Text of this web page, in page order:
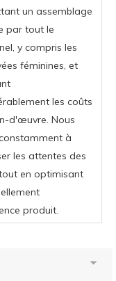
un assemblage
par tout le
y compris les
féminines, et
les coûts
d'œuvre. Nous
à
les attentes des
en optimisant
produit.